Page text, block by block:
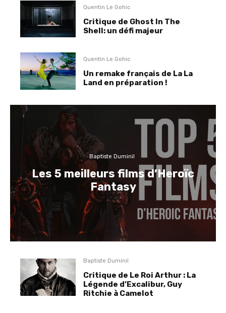
Quentin Le Gohic
Critique de Ghost In The
Shell: un défi majeur
Quentin Le Gohic
Un remake français de La La
Land en préparation !
Baptiste Duminil
Les 5 meilleurs films d’Heroïc
Fantasy
Baptiste Duminil
Critique de Le Roi Arthur : La
Légende d’Excalibur, Guy
Ritchie à Camelot